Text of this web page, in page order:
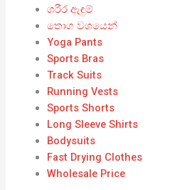
ශරීර ඇඳුම්
තොග වශයෙන්
Yoga Pants
Sports Bras
Track Suits
Running Vests
Sports Shorts
Long Sleeve Shirts
Bodysuits
Fast Drying Clothes
Wholesale Price